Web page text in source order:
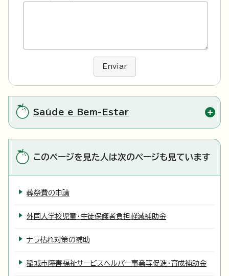
Enviar
Saúde e Bem-Estar
このページを見た人は次のページも見ています
葬祭費の申請
外国人学校児童・生徒保護者負担軽減補助金
ナラ枯れ対策の補助
稲城市障害福祉サービスヘルパー事業等促進・育成補助金